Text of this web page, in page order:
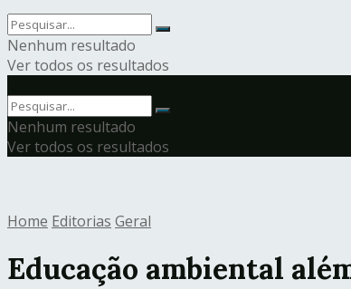
Nenhum resultado
Ver todos os resultados
Nenhum resultado
Ver todos os resultados
Home Editorias Geral
Educação ambiental